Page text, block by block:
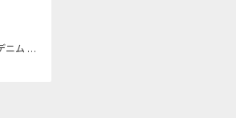
ニム ロ
ッコ